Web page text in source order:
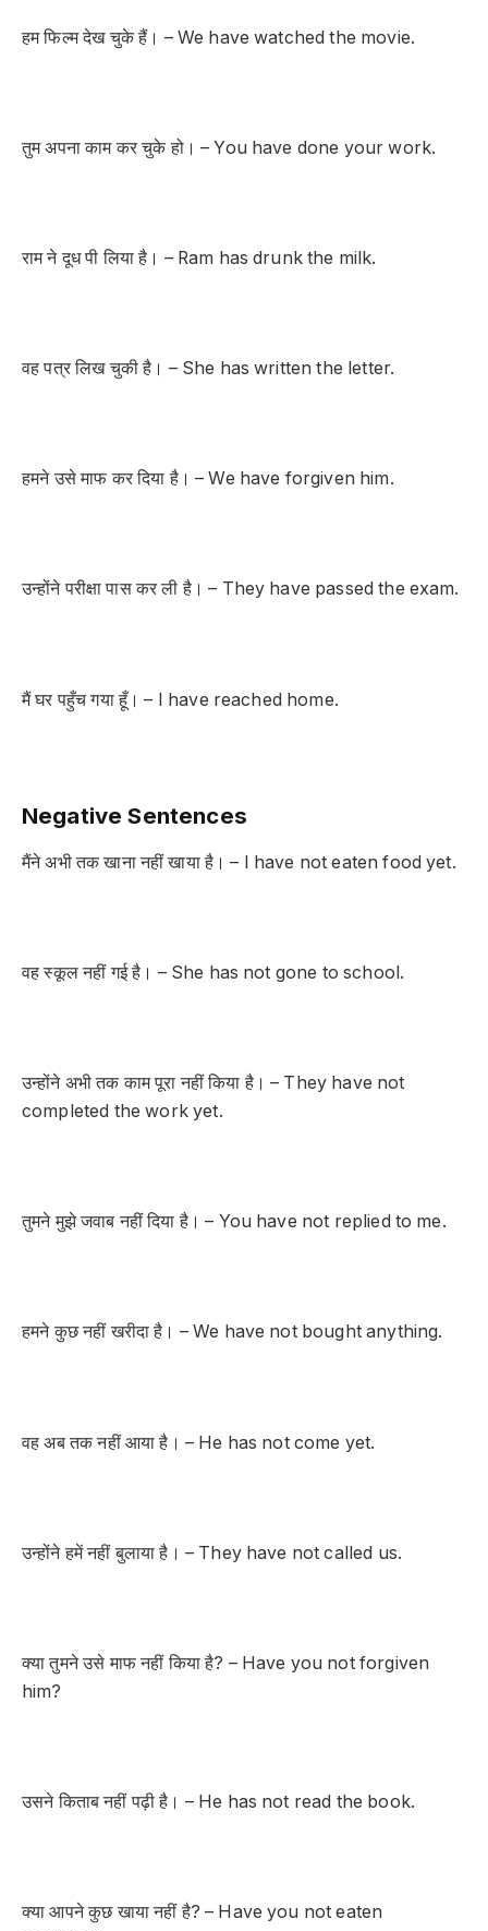
हम फिल्म देख चुके हैं। – We have watched the movie.
तुम अपना काम कर चुके हो। – You have done your work.
राम ने दूध पी लिया है। – Ram has drunk the milk.
वह पत्र लिख चुकी है। – She has written the letter.
हमने उसे माफ कर दिया है। – We have forgiven him.
उन्होंने परीक्षा पास कर ली है। – They have passed the exam.
मैं घर पहुँच गया हूँ। – I have reached home.
Negative Sentences
मैंने अभी तक खाना नहीं खाया है। – I have not eaten food yet.
वह स्कूल नहीं गई है। – She has not gone to school.
उन्होंने अभी तक काम पूरा नहीं किया है। – They have not
completed the work yet.
तुमने मुझे जवाब नहीं दिया है। – You have not replied to me.
हमने कुछ नहीं खरीदा है। – We have not bought anything.
वह अब तक नहीं आया है। – He has not come yet.
उन्होंने हमें नहीं बुलाया है। – They have not called us.
क्या तुमने उसे माफ नहीं किया है? – Have you not forgiven
him?
उसने किताब नहीं पढ़ी है। – He has not read the book.
क्या आपने कुछ खाया नहीं है? – Have you not eaten